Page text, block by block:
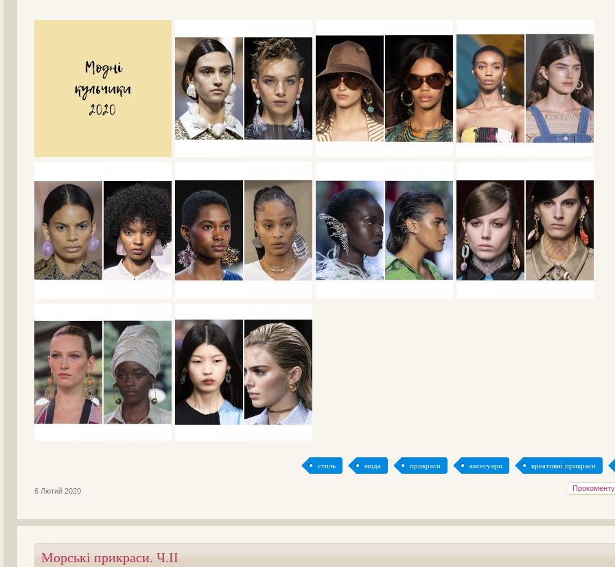
стиль мода прикраси аксесуари креативні прикраси
6 Лютий 2020
Морські прикраси. Ч.ІІ